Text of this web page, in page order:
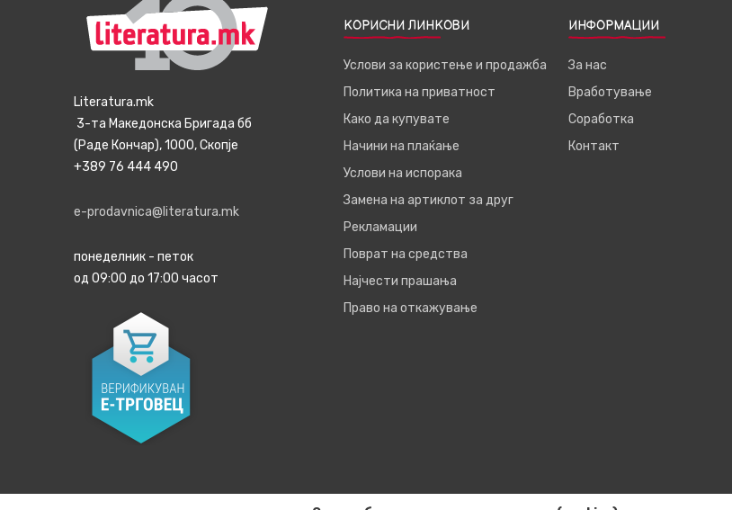
Literatura.mk
3-та Македонска Бригада бб
(Раде Кончар), 1000, Скопје
+389 76 444 490
e-prodavnica@literatura.mk
понеделник - петок
од 09:00 до 17:00 часот
КОРИСНИ ЛИНКОВИ
Услови за користење и продажба
Политика на приватност
Како да купувате
Начини на плаќање
Услови на испорака
Замена на артиклот за друг
Рекламации
Поврат на средства
Најчести прашања
Право на откажување
ИНФОРМАЦИИ
За нас
Вработување
Соработка
Контакт